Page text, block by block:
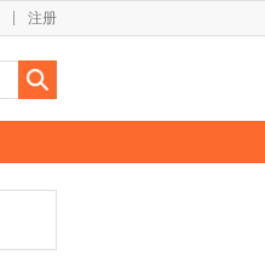
注册